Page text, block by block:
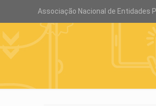
Associação Nacional de Entidades